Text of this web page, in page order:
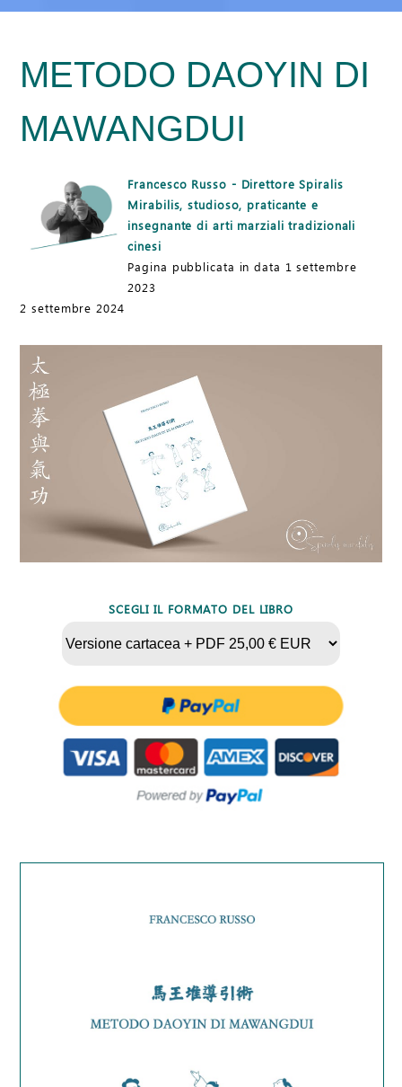
METODO DAOYIN DI
MAWANGDUI
Francesco Russo - Direttore Spiralis
Mirabilis, studioso, praticante e
insegnante di arti marziali tradizionali
cinesi
Pagina pubblicata in data 1 settembre
2023
2 settembre 2024
SCEGLI IL FORMATO DEL LIBRO